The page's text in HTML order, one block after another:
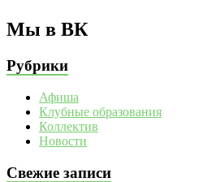
Мы в ВК
Рубрики
Афиша
Клубные образования
Коллектив
Новости
Свежие записи